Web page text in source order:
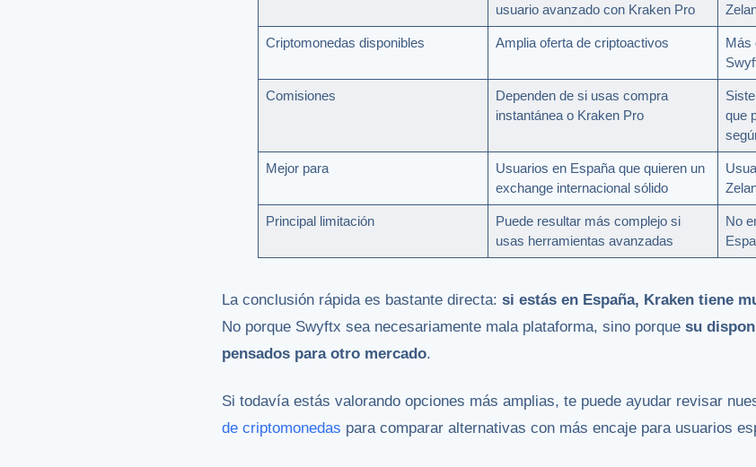
usuario avanzado con Kraken Pro
Criptomonedas disponibles Amplia oferta de criptoactivos
Más
Comisiones
Dependen de si usas compra
instantánea o Kraken Pro
que
Mejor para
Usuarios en España que quieren un
exchange internacional sólido
Principal limitación
Puede resultar más complejo si
usas herramientas avanzadas
No
La conclusión rápida es bastante directa: si estás en España, Kraken tiene
No porque Swyftx sea necesariamente mala plataforma, sino porque su
pensados para otro mercado.
Si todavía estás valorando opciones más amplias, te puede ayudar revisar
de criptomonedas para comparar alternativas con más encaje para usuarios